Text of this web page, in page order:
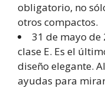
obligatorio, no
otros compactos.
31 de mayo de
clase E. Es el
diseño elegante.
ayudas para